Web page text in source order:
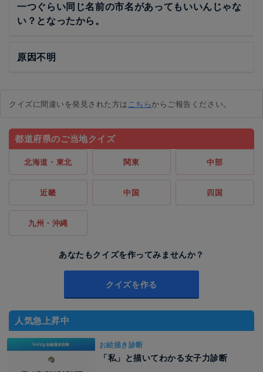
一つぐらい同じ名前の市名があってもいいんじゃな
い？となったから。
原因不明
クイズに間違いを発見された方はこちらからご報告ください。
都道府県のご当地クイズ
北海道・東北 関東 中部
近畿 中国 四国
九州・沖縄
あなたもクイズを作ってみませんか？
クイズを作る
人気急上昇中
お絵描き診断
「私」と描いてわかる女子力診断